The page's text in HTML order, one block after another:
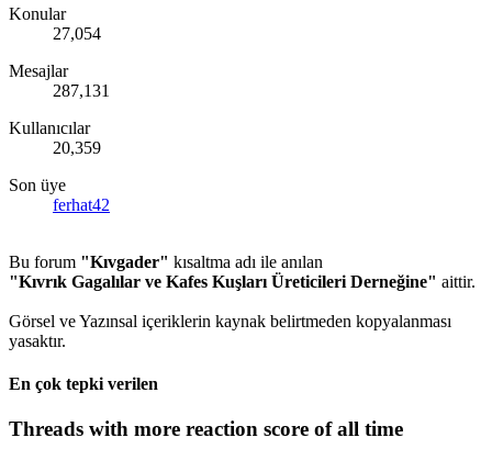
Konular
27,054
Mesajlar
287,131
Kullanıcılar
20,359
Son üye
ferhat42
Bu forum "Kıvgader" kısaltma adı ile anılan
"Kıvrık Gagalılar ve Kafes Kuşları Üreticileri Derneğine" aittir.
Görsel ve Yazınsal içeriklerin kaynak belirtmeden kopyalanması
yasaktır.
En çok tepki verilen
Threads with more reaction score of all time